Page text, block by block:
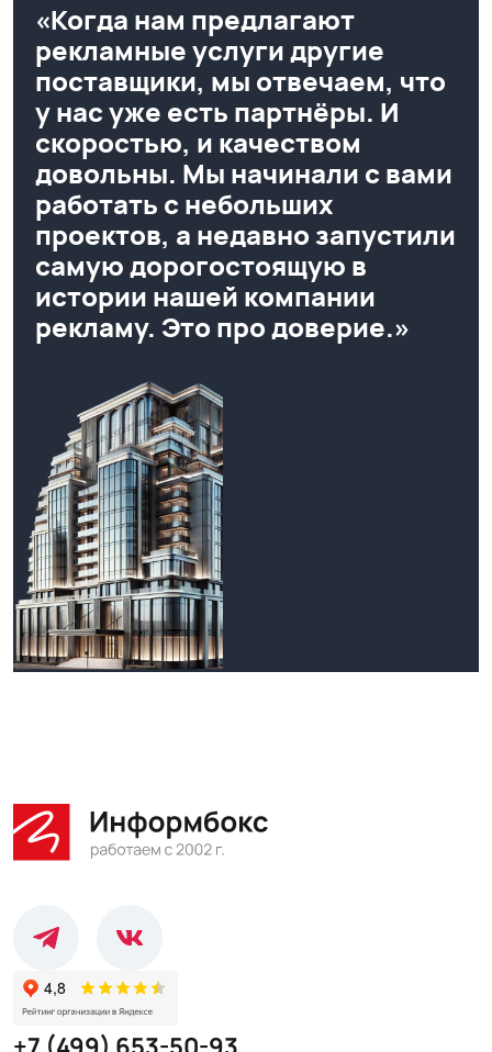
«Когда нам предлагают
рекламные услуги другие
поставщики, мы отвечаем, что
у нас уже есть партнёры. И
скоростью, и качеством
довольны. Мы начинали с вами
работать с небольших
проектов, а недавно запустили
самую дорогостоящую в
истории нашей компании
рекламу. Это про доверие.»